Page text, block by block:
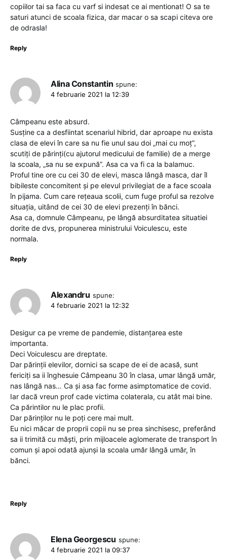
copiilor tai sa faca cu varf si indesat ce ai mentionat! O sa te
saturi atunci de scoala fizica, dar macar o sa scapi citeva ore
de odrasla!
Reply
Alina Constantin spune:
4 februarie 2021 la 12:39
Câmpeanu este absurd.
Susține ca a desfiintat scenariul hibrid, dar aproape nu exista
clasa de elevi în care sa nu fie unul sau doi „mai cu moț”,
scutiți de părinți(cu ajutorul medicului de familie) de a merge
la scoala, „sa nu se expună”. Asa ca va fi ca la balamuc.
Proful tine ore cu cei 30 de elevi, masca lângă masca, dar îl
bibileste concomitent și pe elevul privilegiat de a face scoala
în pijama. Cum care rețeaua scolii, cum fuge proful sa rezolve
situația, uitând de cei 30 de elevi prezenți în bănci.
Asa ca, domnule Câmpeanu, pe lângă absurditatea situatiei
dorite de dvs, propunerea ministrului Voiculescu, este
normala.
Reply
Alexandru spune:
4 februarie 2021 la 12:32
Desigur ca pe vreme de pandemie, distanțarea este
importanta.
Deci Voiculescu are dreptate.
Dar părinții elevilor, dornici sa scape de ei de acasă, sunt
fericiți sa ii înghesuie Câmpeanu 30 în clasa, umar lângă umăr,
nas lângă nas… Ca și asa fac forme asimptomatice de covid.
Iar dacă vreun prof cade victima colaterala, cu atât mai bine.
Ca părintilor nu le plac profii.
Dar părinților nu le poți cere mai mult.
Eu nici măcar de proprii copii nu se prea sinchisesc, preferând
sa ii trimită cu măști, prin mijloacele aglomerate de transport în
comun și apoi odată ajunși la scoala umăr lângă umăr, în
bănci.
Reply
Elena Georgescu spune:
4 februarie 2021 la 09:37